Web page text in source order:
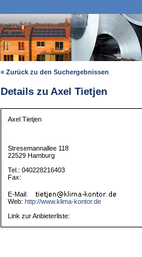
« Zurück zu den Suchergebnissen
Details zu Axel Tietjen
Axel Tietjen
Stresemannallee 118
22529 Hamburg
Tel.: 040228216403
Fax:
E-Mail:
Web: http://www.klima-kontor.de
Link zur Anbieterliste: